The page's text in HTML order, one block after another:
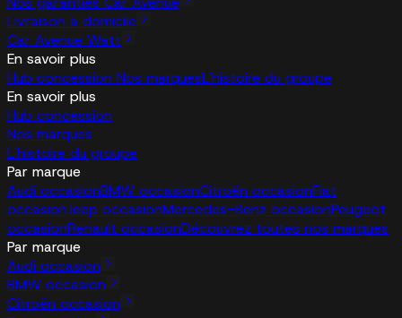
Livraison à domicile
Car Avenue Watt
En savoir plus
Hub concession Nos marquesL'histoire du groupe
En savoir plus
Hub concession
Nos marques
L'histoire du groupe
Par marque
Audi occasionBMW occasionCitroën occasionFiat
occasionJeep occasionMercedes-Benz occasionPeugeot
occasionRenault occasionDécouvrez toutes nos marques
Par marque
Audi occasion
BMW occasion
Citroën occasion